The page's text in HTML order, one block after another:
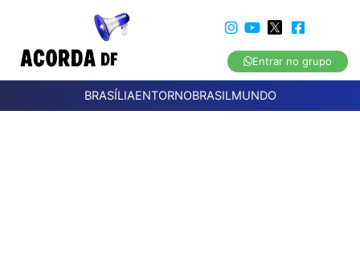
Entrar no grupo
BRASÍLIAENTORNOBRASILMUNDO